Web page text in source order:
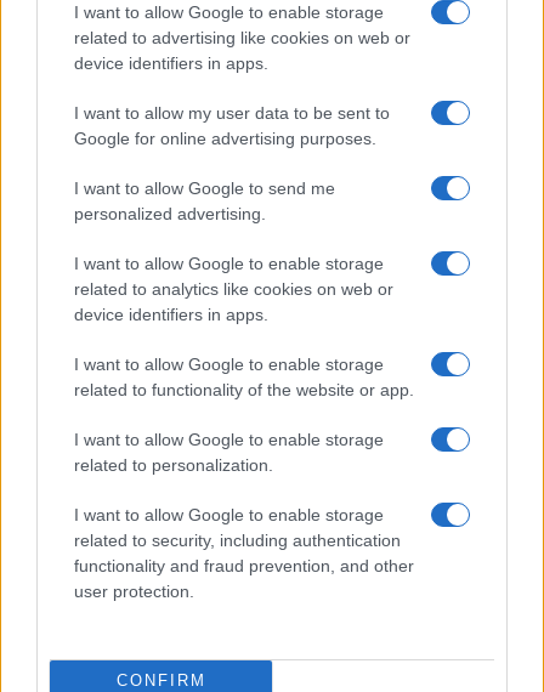
I want to allow Google to enable storage
related to advertising like cookies on web or
device identifiers in apps.
I want to allow my user data to be sent to
Google for online advertising purposes.
I want to allow Google to send me
personalized advertising.
I want to allow Google to enable storage
related to analytics like cookies on web or
device identifiers in apps.
I want to allow Google to enable storage
related to functionality of the website or app.
I want to allow Google to enable storage
related to personalization.
I want to allow Google to enable storage
related to security, including authentication
functionality and fraud prevention, and other
user protection.
CONFIRM
Film internazionale, casting per comparse in
Costa Smeralda
Porto Rotondo ospita la grande sfida della vela
NECROLOGIE
Mario Malu
Paolo Pinna